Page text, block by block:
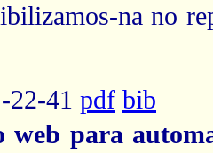
na no
22-41 pdf bib
web para